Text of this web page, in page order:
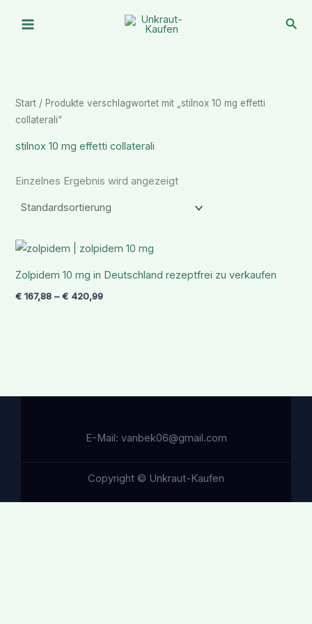
Inhalt
Start / Produkte verschlagwortet mit „stilnox 10 mg effetti
collaterali“
stilnox 10 mg effetti collaterali
Einzelnes Ergebnis wird angezeigt
Zolpidem 10 mg in Deutschland rezeptfrei zu verkaufen
€ 167,88 –€ 420,99
Preisspanne:
€ 420,99
E-Mail: vanbek06@gmail.com
Copyright © Unkraut-Kaufen